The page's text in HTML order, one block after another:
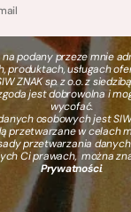
podany przeze mnie
produktach, usługach
ZNAK sp. z o.o. z
jest dobrowolna i
wycofać.
osobowych jest SIW
przetwarzane w celach
przetwarzania
Ci prawach, można
Prywatności.